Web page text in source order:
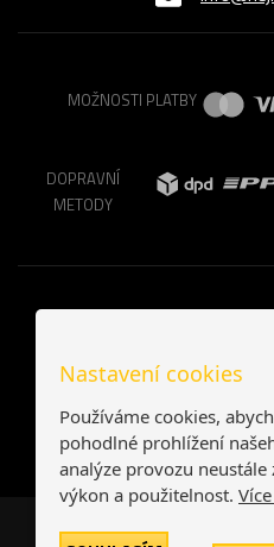
MOŽNOSTI PLATBY
DOPRAVNÍ
METODY
Česká republika
Nastavení cookies
Používáme cookies,
pohodlné prohlížení
analýze provozu
výkon a použitelnost.